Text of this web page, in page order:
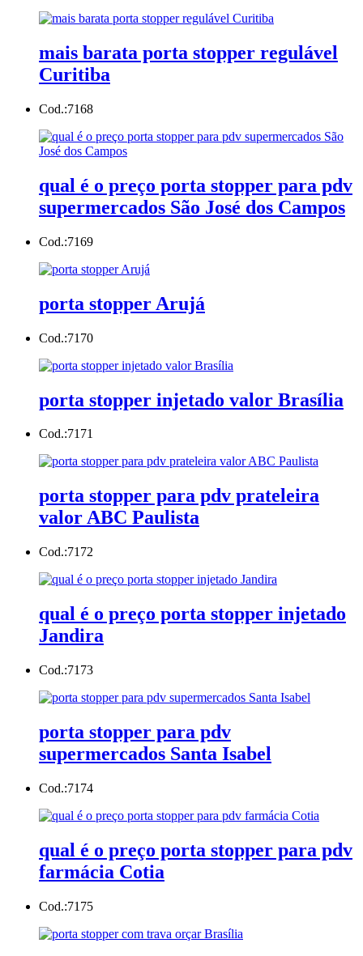
mais barata porta stopper regulável
Curitiba
Cod.:7168
qual é o preço porta stopper para pdv
supermercados São José dos Campos
Cod.:7169
porta stopper Arujá
Cod.:7170
porta stopper injetado valor Brasília
Cod.:7171
porta stopper para pdv prateleira
valor ABC Paulista
Cod.:7172
qual é o preço porta stopper injetado
Jandira
Cod.:7173
porta stopper para pdv
supermercados Santa Isabel
Cod.:7174
qual é o preço porta stopper para pdv
farmácia Cotia
Cod.:7175